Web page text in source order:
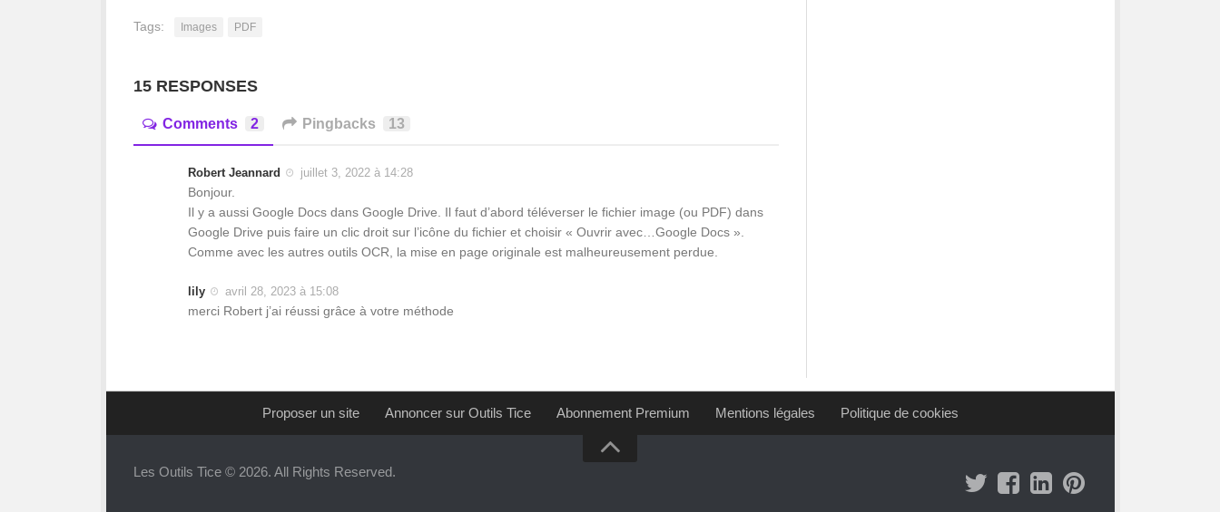
Tags: Images PDF
15 RESPONSES
Comments 2 Pingbacks 13
Robert Jeannard juillet 3, 2022 à 14:28
Bonjour.
Il y a aussi Google Docs dans Google Drive. Il faut d’abord téléverser le fichier image (ou PDF) dans
Google Drive puis faire un clic droit sur l’icône du fichier et choisir « Ouvrir avec…Google Docs ».
Comme avec les autres outils OCR, la mise en page originale est malheureusement perdue.
lily avril 28, 2023 à 15:08
merci Robert j’ai réussi grâce à votre méthode
Proposer un site Annoncer sur Outils Tice Abonnement Premium Mentions légales Politique de cookies
Les Outils Tice © 2026. All Rights Reserved.